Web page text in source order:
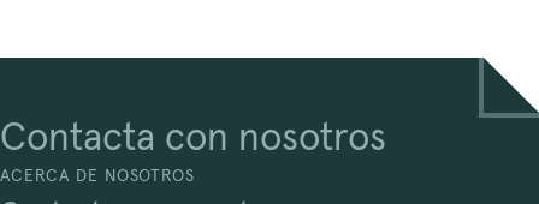
Contacta con nosotros
ACERCA DE NOSOTROS